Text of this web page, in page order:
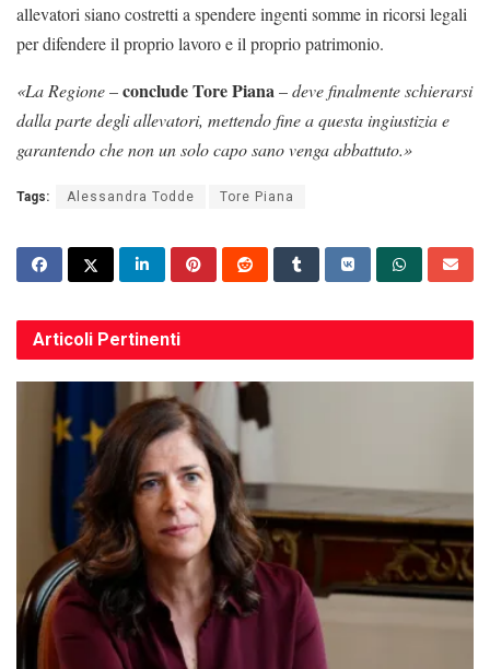
allevatori siano costretti a spendere ingenti somme in ricorsi legali
per difendere il proprio lavoro e il proprio patrimonio.
«La Regione–conclude Tore Piana–deve finalmente schierarsi
dalla parte degli allevatori, mettendo fine a questa ingiustizia e
garantendo che non un solo capo sano venga abbattuto.»
Tags: Alessandra Todde Tore Piana
Articoli Pertinenti